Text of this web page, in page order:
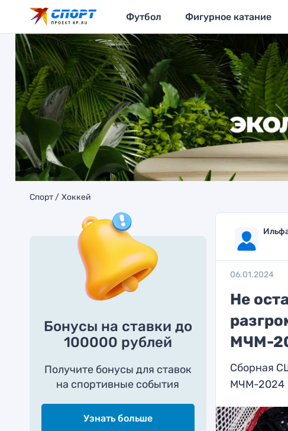
Футбол Фигурное катание
Спорт Хоккей
Бонусы на ставки до
100000 рублей
Получите бонусы для ставок
на спортивные события
Узнать больше
06.01.2024
Не
МЧМ-
Сборная
МЧМ-2024